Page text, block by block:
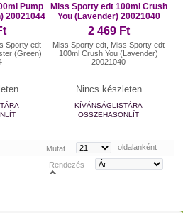
Pump
20021044
Sporty edt
(Green)
Miss Sporty edt 100ml Crush
You (Lavender) 20021040
2 469 Ft
Miss Sporty edt, Miss Sporty edt
100ml Crush You (Lavender)
20021040
Nincs készleten
KÍVÁNSÁGLISTÁRA
ÖSSZEHASONLÍT
Mutat
oldalanként
Rendezés